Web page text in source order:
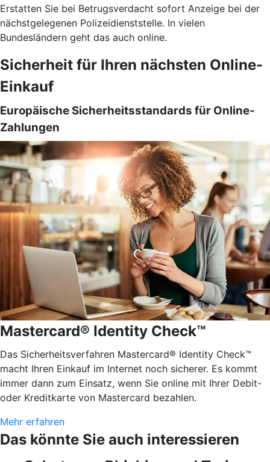
Erstatten Sie bei Betrugsverdacht sofort Anzeige bei der
nächstgelegenen Polizeidienststelle. In vielen
Bundesländern geht das auch online.
Sicherheit für Ihren nächsten Online-
Einkauf
Europäische Sicherheitsstandards für Online-
Zahlungen
Mastercard® Identity Check™
Das Sicherheitsverfahren Mastercard® Identity Check™
macht Ihren Einkauf im Internet noch sicherer. Es kommt
immer dann zum Einsatz, wenn Sie online mit Ihrer Debit-
oder Kreditkarte von Mastercard bezahlen.
Mehr erfahren
Das könnte Sie auch interessieren